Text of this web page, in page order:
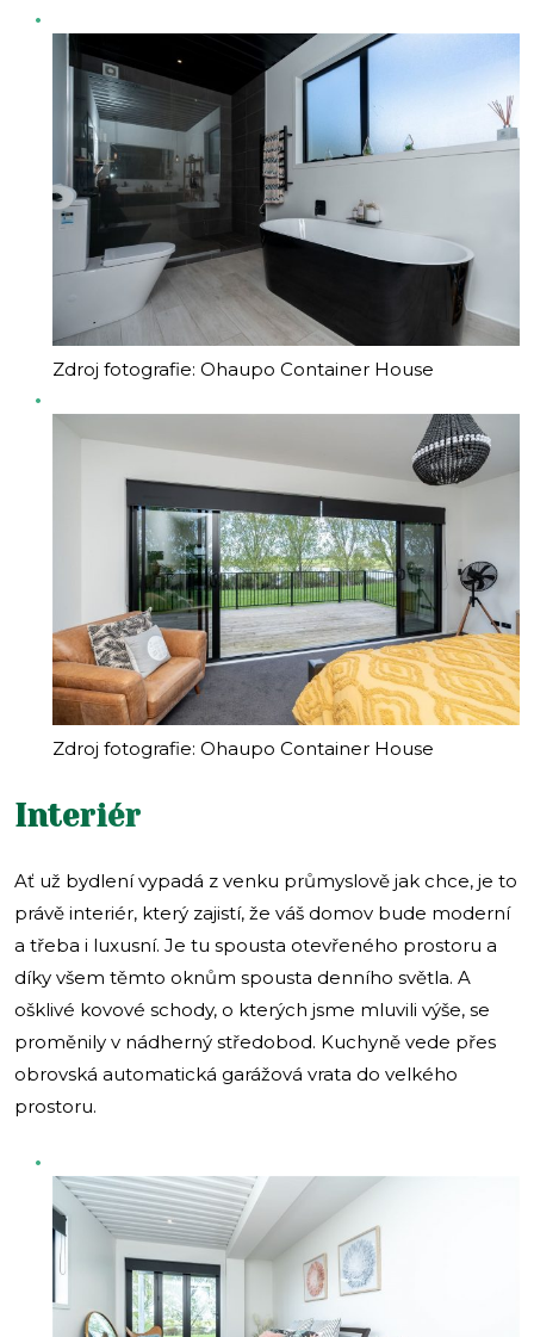
Zdroj fotografie: Ohaupo Container House
Zdroj fotografie: Ohaupo Container House
Interiér
Ať už bydlení vypadá z venku průmyslově jak chce, je to
právě interiér, který zajistí, že váš domov bude moderní
a třeba i luxusní. Je tu spousta otevřeného prostoru a
díky všem těmto oknům spousta denního světla. A
ošklivé kovové schody, o kterých jsme mluvili výše, se
proměnily v nádherný středobod. Kuchyně vede přes
obrovská automatická garážová vrata do velkého
prostoru.